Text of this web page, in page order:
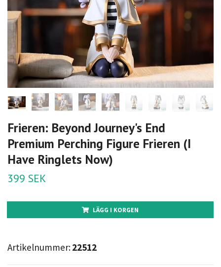
Frieren: Beyond Journey's End
Premium Perching Figure Frieren (I
Have Ringlets Now)
399 SEK
LÄGG I KORGEN
Artikelnummer:22512